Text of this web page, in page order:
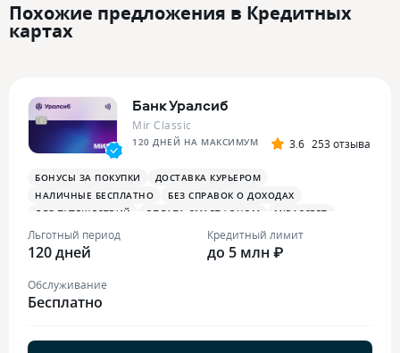
Похожие предложения в Кредитных
картах
Банк Уралсиб
Mir Classic
120 ДНЕЙ НА МАКСИМУМ 3.6 253 отзыва
БОНУСЫ ЗА ПОКУПКИ
ДОСТАВКА КУРЬЕРОМ
НАЛИЧНЫЕ БЕСПЛАТНО
БЕЗ СПРАВОК О ДОХОДАХ
ДЛЯ ПУТЕШЕСТВИЙ
ОПЛАТА СМАРТФОНОМ MIRACCEPT
Льготный период
120 дней
Кредитный лимит
до 5 млн ₽
Обслуживание
Бесплатно